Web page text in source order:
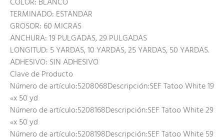
TERMINADO: ESTANDAR
GROSOR: 60 MICRAS
ANCHURA: 19 PULGADAS, 29 PULGADAS
LONGITUD: 5 YARDAS, 10 YARDAS, 25 YARDAS, 50 YARDAS.
ADHESIVO: SIN ADHESIVO
Clave de Producto
Número de artículo:5208068Descripción:SEF Tatoo White 19
«x 50 yd
Número de artículo:5208168Descripción:SEF Tatoo White 29
«x 50 yd
Número de artículo:5208198Descripción:SEF Tatoo White 59